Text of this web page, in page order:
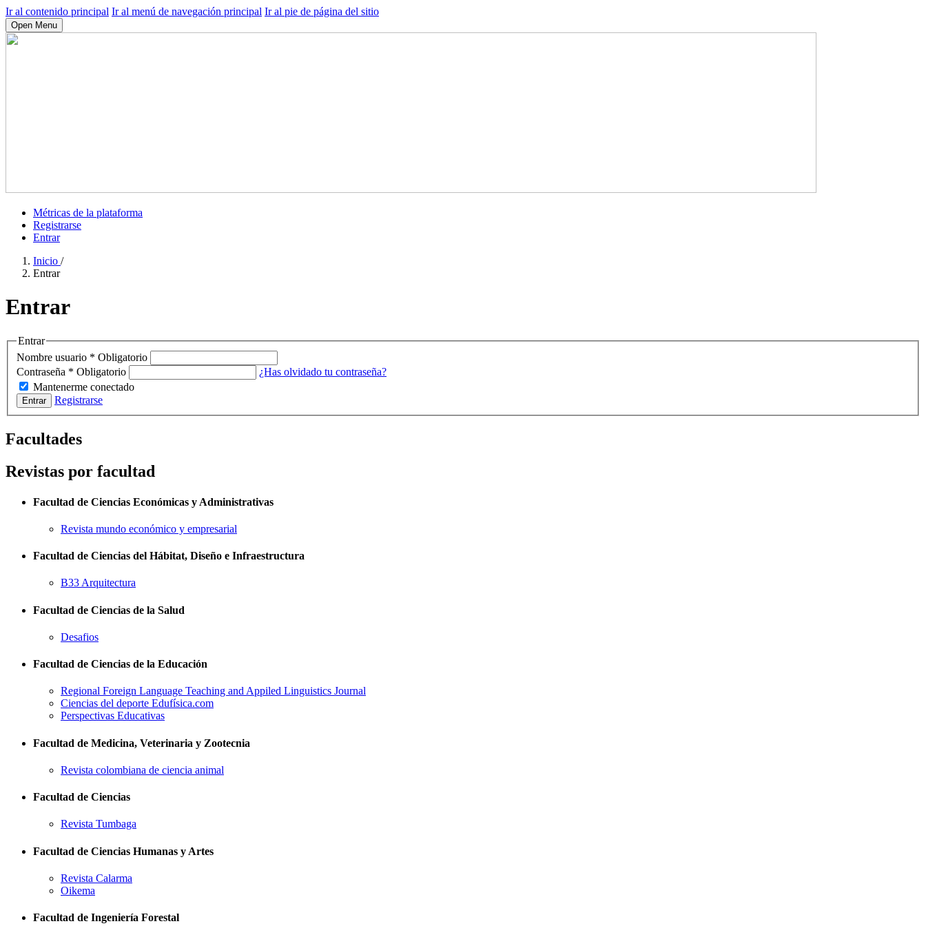
Ir al contenido principal Ir al menú de navegación principal Ir al pie de página del sitio
Open Menu
Métricas de la plataforma
Registrarse
Entrar
Inicio /
Entrar
Entrar
Entrar
Nombre usuario * Obligatorio
Contraseña * Obligatorio
¿Has olvidado tu contraseña?
Mantenerme conectado
Entrar Registrarse
Facultades
Revistas por facultad
Facultad de Ciencias Económicas y Administrativas
Revista mundo económico y empresarial
Facultad de Ciencias del Hábitat, Diseño e Infraestructura
B33 Arquitectura
Facultad de Ciencias de la Salud
Desafios
Facultad de Ciencias de la Educación
Regional Foreign Language Teaching and Appiled Linguistics Journal
Ciencias del deporte Edufísica.com
Perspectivas Educativas
Facultad de Medicina, Veterinaria y Zootecnia
Revista colombiana de ciencia animal
Facultad de Ciencias
Revista Tumbaga
Facultad de Ciencias Humanas y Artes
Revista Calarma
Oikema
Facultad de Ingeniería Forestal